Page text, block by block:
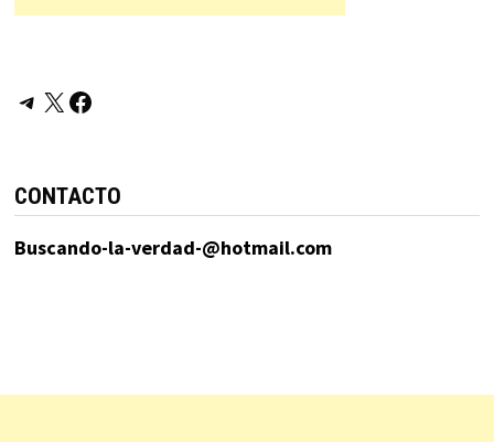
Telegram
X Facebook
CONTACTO
Buscando-la-verdad-@hotmail.com